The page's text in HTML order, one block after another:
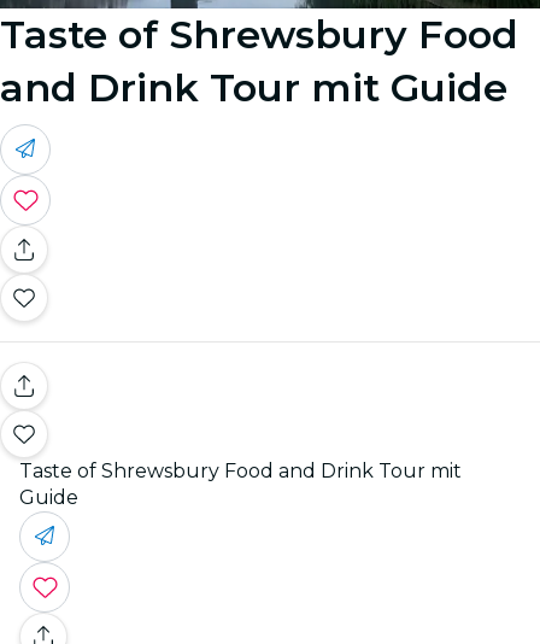
Taste of Shrewsbury Food
and Drink Tour mit Guide
Taste of Shrewsbury Food and Drink Tour mit
Guide